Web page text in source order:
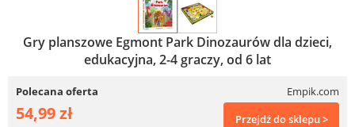
Gry planszowe Egmont Park Dinozaurów dla dzieci,
edukacyjna, 2-4 graczy, od 6 lat
Polecana oferta Empik.com
54,99 zł Przejdź do sklepu >